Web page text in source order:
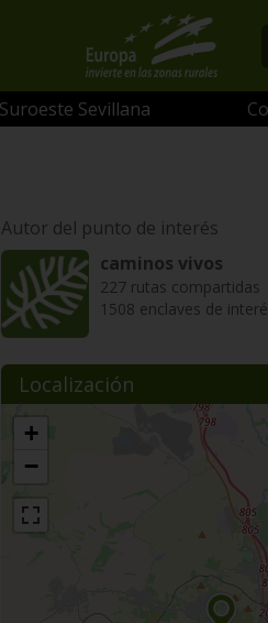
Sevillana
Autor del punto de interés
caminos vivos
227 rutas compartidas
1508 enclaves de
Localización
+
−